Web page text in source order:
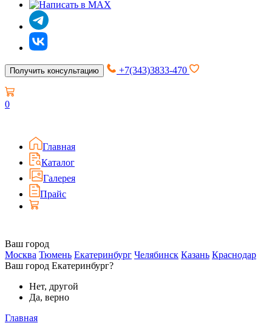
Получить консультацию +7(343)3833-470
0
Главная
Каталог
Галерея
Прайс
Ваш город
Москва Тюмень Екатеринбург Челябинск Казань Краснодар
Ваш город Екатеринбург?
Нет, другой
Да, верно
Главная